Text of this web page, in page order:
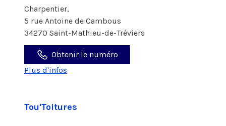
Charpentier,
5 rue Antoine de Cambous
34270 Saint-Mathieu-de-Tréviers
Obtenir le numéro
Plus d'infos
Tou'Toitures